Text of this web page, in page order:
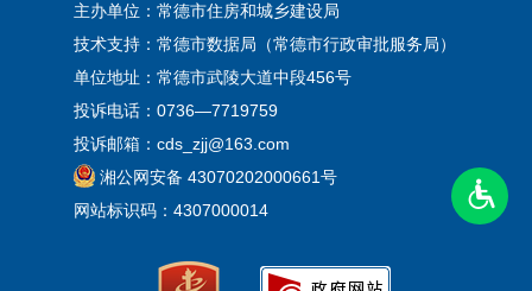
主办单位：常德市住房和城乡建设局
技术支持：常德市数据局（常德市行政审批服务局）
单位地址：常德市武陵大道中段456号
投诉电话：0736—7719759
投诉邮箱：cds_zjj@163.com
湘公网安备 43070202000661号
网站标识码：4307000014